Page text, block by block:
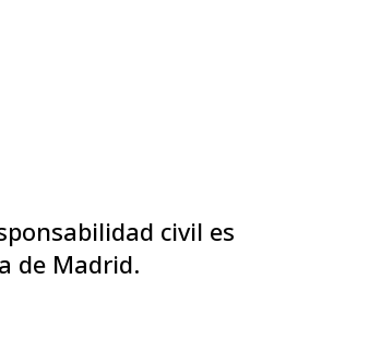
civil es
de Madrid.